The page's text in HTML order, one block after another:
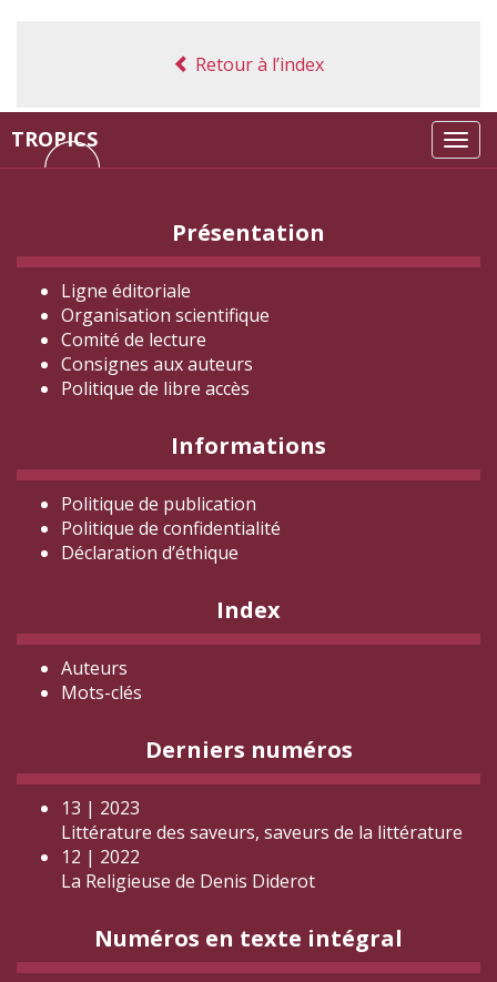
TROPICS
Retour à l’index
Présentation
Ligne éditoriale
Organisation scientifique
Comité de lecture
Consignes aux auteurs
Politique de libre accès
Informations
Politique de publication
Politique de confidentialité
Déclaration d’éthique
Index
Auteurs
Mots-clés
Derniers numéros
13 | 2023
Littérature des saveurs, saveurs de la littérature
12 | 2022
La Religieuse de Denis Diderot
Numéros en texte intégral